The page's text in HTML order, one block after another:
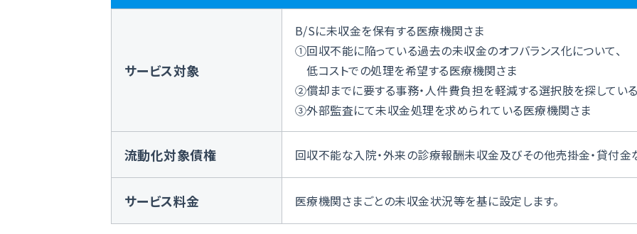
サービス対象
B/Sに未収金を保有する医療機関さま
①回収不能に陥っている過去の未収金のオフバランス化について、
低コストでの処理を希望する医療機関さま
②償却までに要する事務・人件費負担を軽減する選択肢を探してい
③外部監査にて未収金処理を求められている医療機関さま
流動化対象債権 回収不能な入院・外来の診療報酬未収金及びその他売掛金・貸付金
サービス料金 医療機関さまごとの未収金状況等を基に設定します。